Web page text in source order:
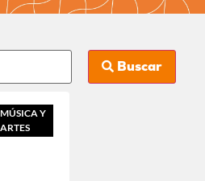
Buscar
MÚSICA Y
ARTES